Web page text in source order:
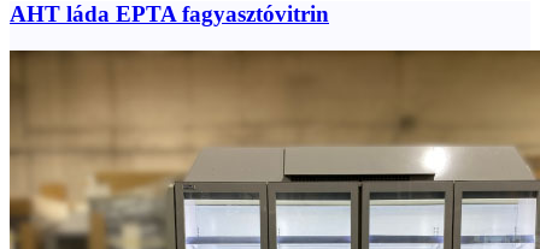
AHT láda EPTA fagyasztóvitrin